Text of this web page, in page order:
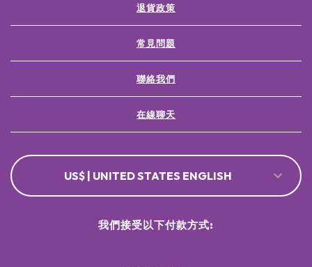
退貨政策
常見問題
聯絡我們
在線聊天
US$ | UNITED STATES ENGLISH
我們接受以下付款方式: